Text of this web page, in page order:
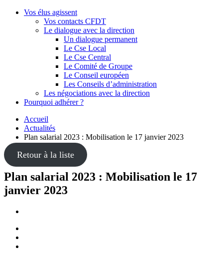
Vos élus agissent
Vos contacts CFDT
Le dialogue avec la direction
Un dialogue permanent
Le Cse Local
Le Cse Central
Le Comité de Groupe
Le Conseil européen
Les Conseils d’administration
Les négociations avec la direction
Pourquoi adhérer ?
Accueil
Actualités
Plan salarial 2023 : Mobilisation le 17 janvier 2023
Retour à la liste
Plan salarial 2023 : Mobilisation le 17
janvier 2023